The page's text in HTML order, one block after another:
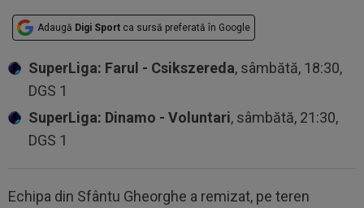
Adaugă Digi Sport ca sursă preferată în Google
SuperLiga: Farul - Csikszereda, sâmbătă, 18:30,
DGS 1
SuperLiga: Dinamo - Voluntari, sâmbătă, 21:30,
DGS 1
Echipa din Sfântu Gheorghe a remizat, pe teren